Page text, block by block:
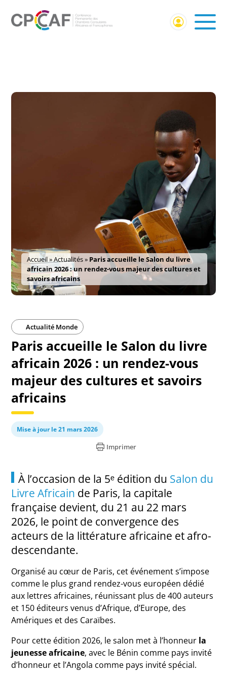
Accueil»Actualités» Paris accueille le Salon du livre
africain 2026 : un rendez-vous majeur des cultures et
savoirs africains
Actualité Monde
Paris accueille le Salon du livre
africain 2026 : un rendez-vous
majeur des cultures et savoirs
africains
Mise à jour le 21 mars 2026
Imprimer
À l’occasion de la 5ᵉ édition du Salon du
Livre Africain de Paris, la capitale
française devient, du 21 au 22 mars
2026, le point de convergence des
acteurs de la littérature africaine et afro-
descendante.
Organisé au cœur de Paris, cet événement s’impose
comme le plus grand rendez-vous européen dédié
aux lettres africaines, réunissant plus de 400 auteurs
et 150 éditeurs venus d’Afrique, d’Europe, des
Amériques et des Caraïbes.
Pour cette édition 2026, le salon met à l’honneur la
jeunesse africaine, avec le Bénin comme pays invité
d’honneur et l’Angola comme pays invité spécial.